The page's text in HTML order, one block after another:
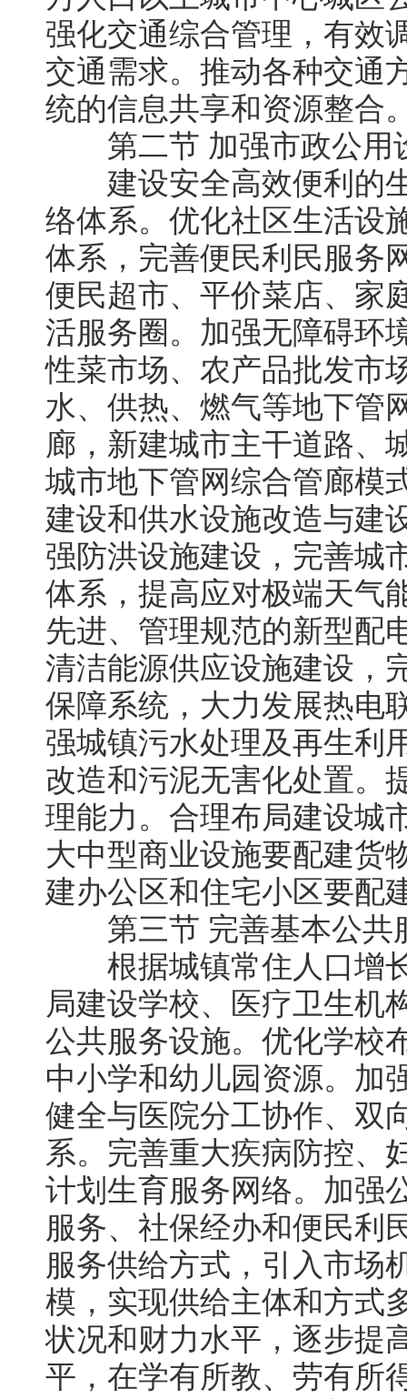
强化交通综合管理，有效
交通需求。推动各种交通
统的信息共享和资源整合
第二节 加强市政公用
建设安全高效便利的生
络体系。优化社区生活设
体系，完善便民利民服务
便民超市、平价菜店、家
活服务圈。加强无障碍环
性菜市场、农产品批发市
水、供热、燃气等地下管
廊，新建城市主干道路、
城市地下管网综合管廊模
建设和供水设施改造与建
强防洪设施建设，完善城
体系，提高应对极端天气
先进、管理规范的新型配
清洁能源供应设施建设，
保障系统，大力发展热电
强城镇污水处理及再生利
改造和污泥无害化处置。
理能力。合理布局建设城
大中型商业设施要配建货
建办公区和住宅小区要配
第三节 完善基本公共
根据城镇常住人口增长
局建设学校、医疗卫生机
公共服务设施。优化学校
中小学和幼儿园资源。加
健全与医院分工协作、双
系。完善重大疾病防控、
计划生育服务网络。加强
服务、社保经办和便民利
服务供给方式，引入市场
模，实现供给主体和方式
状况和财力水平，逐步提
平，在学有所教、劳有所